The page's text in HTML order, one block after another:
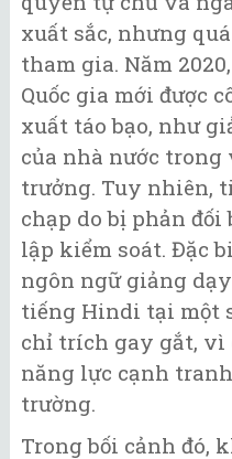
xuất sắc, nhưng
tham gia. Năm
Quốc gia mới được
xuất táo bạo, như
của nhà nước trong
trưởng. Tuy nhiên,
chạp do bị phản đối
lập kiểm soát. Đặc
ngôn ngữ giảng
tiếng Hindi tại một
chỉ trích gay gắt, vì
năng lực cạnh
trường.
Trong bối cảnh đó,